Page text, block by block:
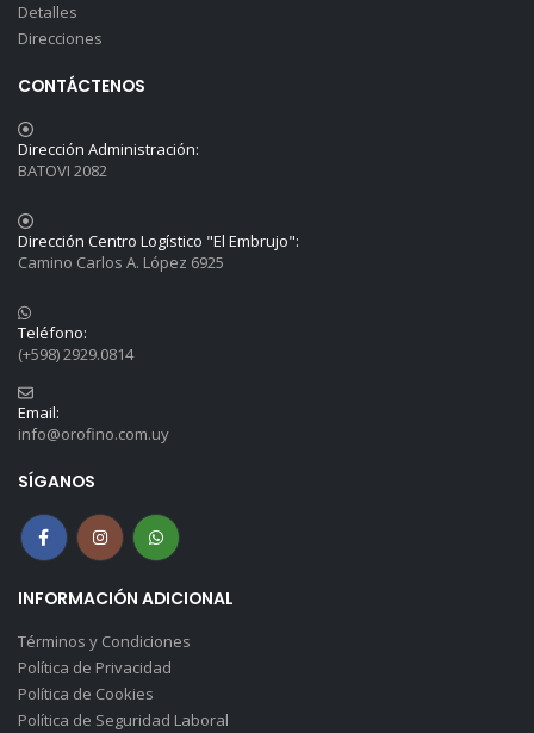
Detalles
Direcciones
CONTÁCTENOS
Dirección Administración:
BATOVI 2082
Dirección Centro Logístico "El Embrujo":
Camino Carlos A. López 6925
Teléfono:
(+598) 2929.0814
Email:
info@orofino.com.uy
SÍGANOS
INFORMACIÓN ADICIONAL
Términos y Condiciones
Política de Privacidad
Política de Cookies
Política de Seguridad Laboral